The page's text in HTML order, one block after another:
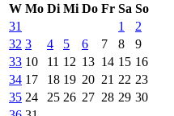
W Mo Di Mi Do Fr Sa So
31
1
2
32 3 4 5 6 7 8
9
33 10 11 12 13 14 15 16
34 17 18 19 20 21 22 23
35 24 25 26 27 28 29 30